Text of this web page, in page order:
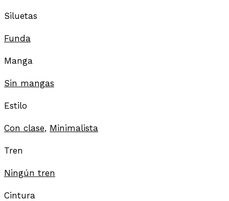
Siluetas
Funda
Manga
Sin mangas
Estilo
Con clase, Minimalista
Tren
Ningún tren
Cintura